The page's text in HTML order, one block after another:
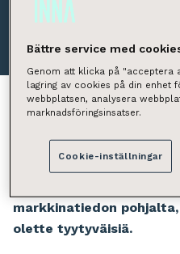
Asunnon laittaminen
turvallista, kun
markkinatiedon
olette tyytyväisiä.
Bättre service med
Genom att klicka på
lagring av cookies på din enhet
webbplatsen, analysera
marknadsföringsinsatser.
Cookie-inställningar